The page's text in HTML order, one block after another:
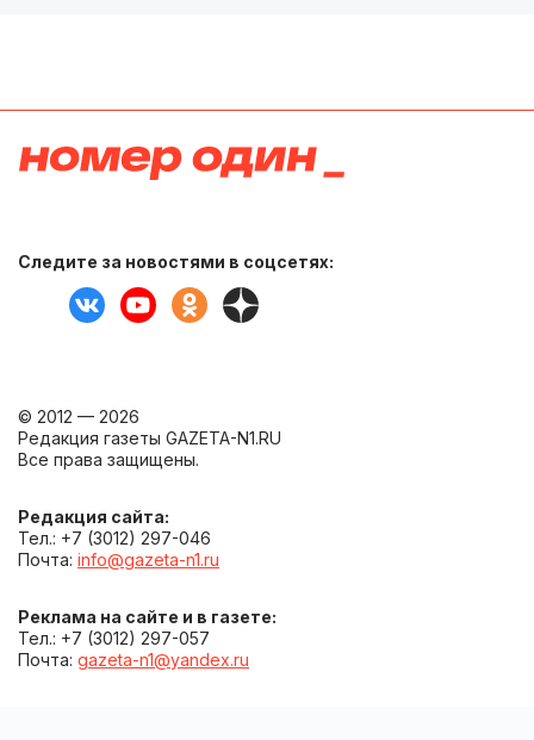
Следите за новостями в соцсетях:
© 2012 — 2026
Редакция газеты GAZETA-N1.RU
Все права защищены.
Редакция сайта:
Тел.: +7 (3012) 297-046
Почта: info@gazeta-n1.ru
Реклама на сайте и в газете:
Тел.: +7 (3012) 297-057
Почта: gazeta-n1@yandex.ru